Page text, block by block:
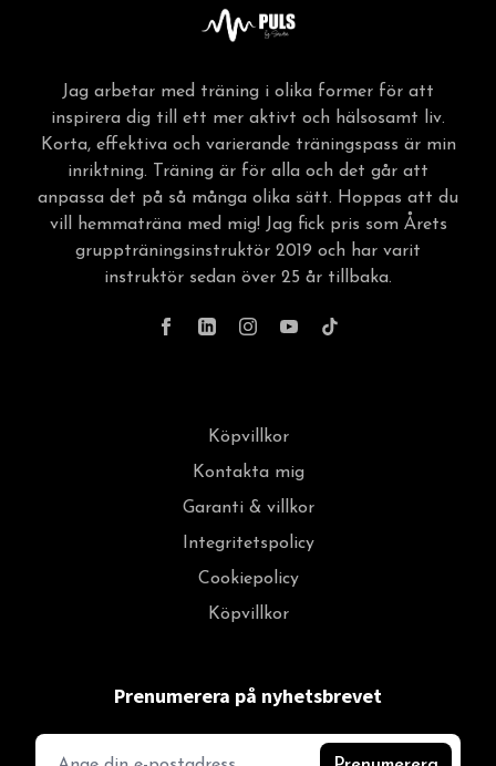
Jag arbetar med träning i olika former för att
inspirera dig till ett mer aktivt och hälsosamt liv.
Korta, effektiva och varierande träningspass är min
inriktning. Träning är för alla och det går att
anpassa det på så många olika sätt. Hoppas att du
vill hemmaträna med mig! Jag fick pris som Årets
gruppträningsinstruktör 2019 och har varit
instruktör sedan över 25 år tillbaka.
Köpvillkor
Kontakta mig
Garanti & villkor
Integritetspolicy
Cookiepolicy
Köpvillkor
Prenumerera på nyhetsbrevet